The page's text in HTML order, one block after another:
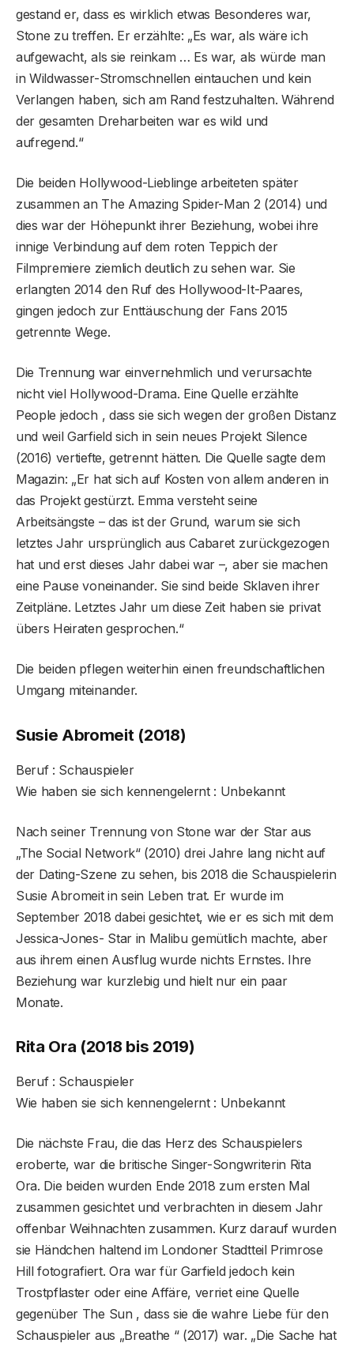
gestand er, dass es wirklich etwas Besonderes war,
Stone zu treffen. Er erzählte: „Es war, als wäre ich
aufgewacht, als sie reinkam … Es war, als würde man
in Wildwasser-Stromschnellen eintauchen und kein
Verlangen haben, sich am Rand festzuhalten. Während
der gesamten Dreharbeiten war es wild und
aufregend.“
Die beiden Hollywood-Lieblinge arbeiteten später
zusammen an The Amazing Spider-Man 2 (2014) und
dies war der Höhepunkt ihrer Beziehung, wobei ihre
innige Verbindung auf dem roten Teppich der
Filmpremiere ziemlich deutlich zu sehen war. Sie
erlangten 2014 den Ruf des Hollywood-It-Paares,
gingen jedoch zur Enttäuschung der Fans 2015
getrennte Wege.
Die Trennung war einvernehmlich und verursachte
nicht viel Hollywood-Drama. Eine Quelle erzählte
People jedoch , dass sie sich wegen der großen Distanz
und weil Garfield sich in sein neues Projekt Silence
(2016) vertiefte, getrennt hätten. Die Quelle sagte dem
Magazin: „Er hat sich auf Kosten von allem anderen in
das Projekt gestürzt. Emma versteht seine
Arbeitsängste – das ist der Grund, warum sie sich
letztes Jahr ursprünglich aus Cabaret zurückgezogen
hat und erst dieses Jahr dabei war –, aber sie machen
eine Pause voneinander. Sie sind beide Sklaven ihrer
Zeitpläne. Letztes Jahr um diese Zeit haben sie privat
übers Heiraten gesprochen.“
Die beiden pflegen weiterhin einen freundschaftlichen
Umgang miteinander.
Susie Abromeit (2018)
Beruf : Schauspieler
Wie haben sie sich kennengelernt : Unbekannt
Nach seiner Trennung von Stone war der Star aus
„The Social Network“ (2010) drei Jahre lang nicht auf
der Dating-Szene zu sehen, bis 2018 die Schauspielerin
Susie Abromeit in sein Leben trat. Er wurde im
September 2018 dabei gesichtet, wie er es sich mit dem
Jessica-Jones- Star in Malibu gemütlich machte, aber
aus ihrem einen Ausflug wurde nichts Ernstes. Ihre
Beziehung war kurzlebig und hielt nur ein paar
Monate.
Rita Ora (2018 bis 2019)
Beruf : Schauspieler
Wie haben sie sich kennengelernt : Unbekannt
Die nächste Frau, die das Herz des Schauspielers
eroberte, war die britische Singer-Songwriterin Rita
Ora. Die beiden wurden Ende 2018 zum ersten Mal
zusammen gesichtet und verbrachten in diesem Jahr
offenbar Weihnachten zusammen. Kurz darauf wurden
sie Händchen haltend im Londoner Stadtteil Primrose
Hill fotografiert. Ora war für Garfield jedoch kein
Trostpflaster oder eine Affäre, verriet eine Quelle
gegenüber The Sun , dass sie die wahre Liebe für den
Schauspieler aus „Breathe “ (2017) war. „Die Sache hat